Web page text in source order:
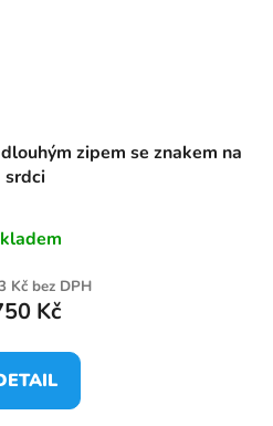
zipem se znakem na
srdci
Kč bez DPH
Kč